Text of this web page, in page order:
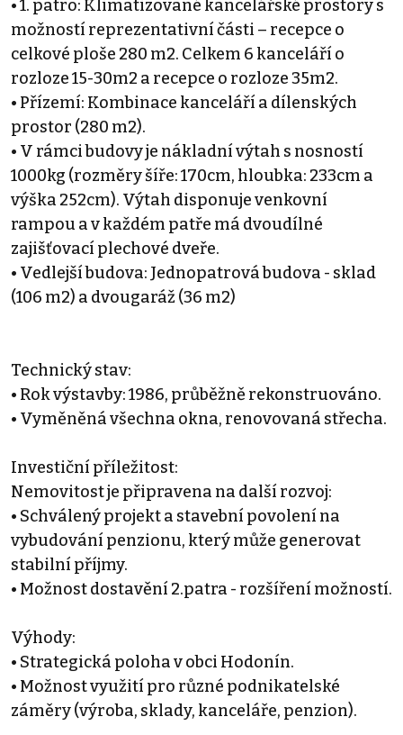
• 1. patro: Klimatizované kancelářské prostory s
možností reprezentativní části – recepce o
celkové ploše 280 m2. Celkem 6 kanceláří o
rozloze 15-30m2 a recepce o rozloze 35m2.
• Přízemí: Kombinace kanceláří a dílenských
prostor (280 m2).
• V rámci budovy je nákladní výtah s nosností
1000kg (rozměry šíře: 170cm, hloubka: 233cm a
výška 252cm). Výtah disponuje venkovní
rampou a v každém patře má dvoudílné
zajišťovací plechové dveře.
• Vedlejší budova: Jednopatrová budova - sklad
(106 m2) a dvougaráž (36 m2)
Technický stav:
• Rok výstavby: 1986, průběžně rekonstruováno.
• Vyměněná všechna okna, renovovaná střecha.
Investiční příležitost:
Nemovitost je připravena na další rozvoj:
• Schválený projekt a stavební povolení na
vybudování penzionu, který může generovat
stabilní příjmy.
• Možnost dostavění 2.patra - rozšíření možností.
Výhody:
• Strategická poloha v obci Hodonín.
• Možnost využití pro různé podnikatelské
záměry (výroba, sklady, kanceláře, penzion).